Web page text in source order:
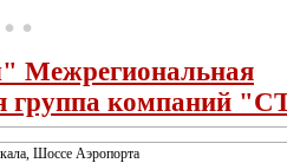
Межрегиональная
группа компаний
Шоссе Аэропорта